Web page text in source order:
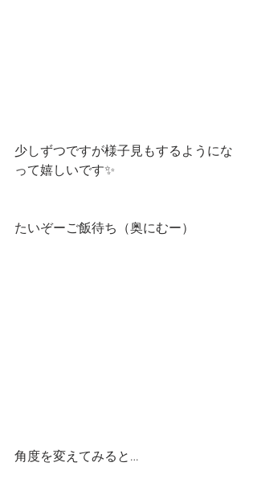
少しずつですが様子見もするようにな
って嬉しいです✨
たいぞーご飯待ち（奥にむー）
角度を変えてみると…